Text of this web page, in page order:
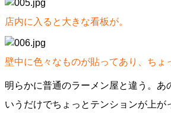
店内に入ると大きな看板が。
壁中に色々なものが貼ってあり、ち
明らかに普通のラーメン屋と違う。あ
いうだけでちょっとテンションが上が